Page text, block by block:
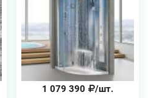
1 079 390 /шт.